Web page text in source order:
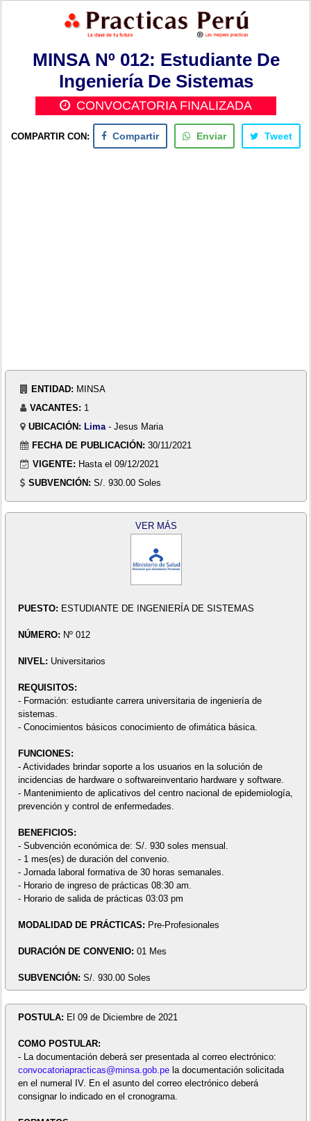
MINSA Nº 012: Estudiante De
Ingeniería De Sistemas
CONVOCATORIA FINALIZADA
COMPARTIR CON: Compartir Enviar Tweet
ENTIDAD: MINSA
VACANTES: 1
UBICACIÓN: Lima - Jesus Maria
FECHA DE PUBLICACIÓN: 30/11/2021
VIGENTE: Hasta el 09/12/2021
SUBVENCIÓN: S/. 930.00 Soles
VER MÁS
PUESTO: ESTUDIANTE DE INGENIERÍA DE SISTEMAS
NÚMERO: Nº 012
NIVEL: Universitarios
REQUISITOS:
- Formación: estudiante carrera universitaria de ingeniería de
sistemas.
- Conocimientos básicos conocimiento de ofimática básica.
FUNCIONES:
- Actividades brindar soporte a los usuarios en la solución de
incidencias de hardware o softwareinventario hardware y software.
- Mantenimiento de aplicativos del centro nacional de epidemiología,
prevención y control de enfermedades.
BENEFICIOS:
- Subvención económica de: S/. 930 soles mensual.
- 1 mes(es) de duración del convenio.
- Jornada laboral formativa de 30 horas semanales.
- Horario de ingreso de prácticas 08:30 am.
- Horario de salida de prácticas 03:03 pm
MODALIDAD DE PRÁCTICAS: Pre-Profesionales
DURACIÓN DE CONVENIO: 01 Mes
SUBVENCIÓN: S/. 930.00 Soles
POSTULA: El 09 de Diciembre de 2021
COMO POSTULAR:
- La documentación deberá ser presentada al correo electrónico:
convocatoriapracticas@minsa.gob.pela documentación solicitada
en el numeral IV. En el asunto del correo electrónico deberá
consignar lo indicado en el cronograma.